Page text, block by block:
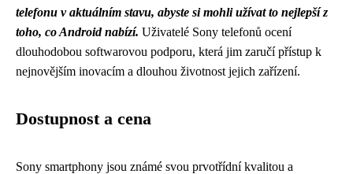
telefonu v aktuálním stavu, abyste si mohli užívat to nejlepší z
toho, co Android nabízí. Uživatelé Sony telefonů ocení
dlouhodobou softwarovou podporu, která jim zaručí přístup k
nejnovějším inovacím a dlouhou životnost jejich zařízení.
Dostupnost a cena
Sony smartphony jsou známé svou prvotřídní kvalitou a